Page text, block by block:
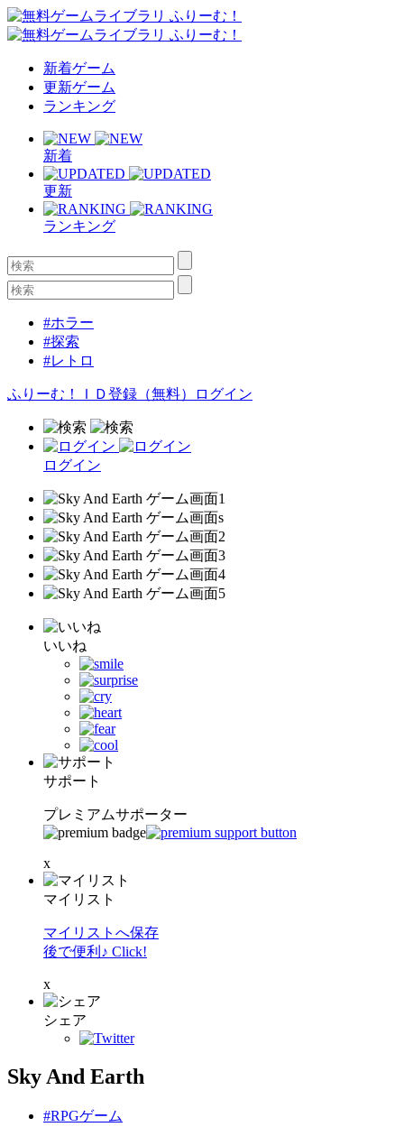
新着ゲーム
更新ゲーム
ランキング
新着
更新
ランキング
#ホラー
#探索
#レトロ
ふりーむ！ＩＤ登録（無料） ログイン
ログイン
いいね
サポート
プレミアムサポーター
x
マイリスト
マイリストへ保存
後で便利♪ Click!
x
シェア
Sky And Earth
#RPGゲーム